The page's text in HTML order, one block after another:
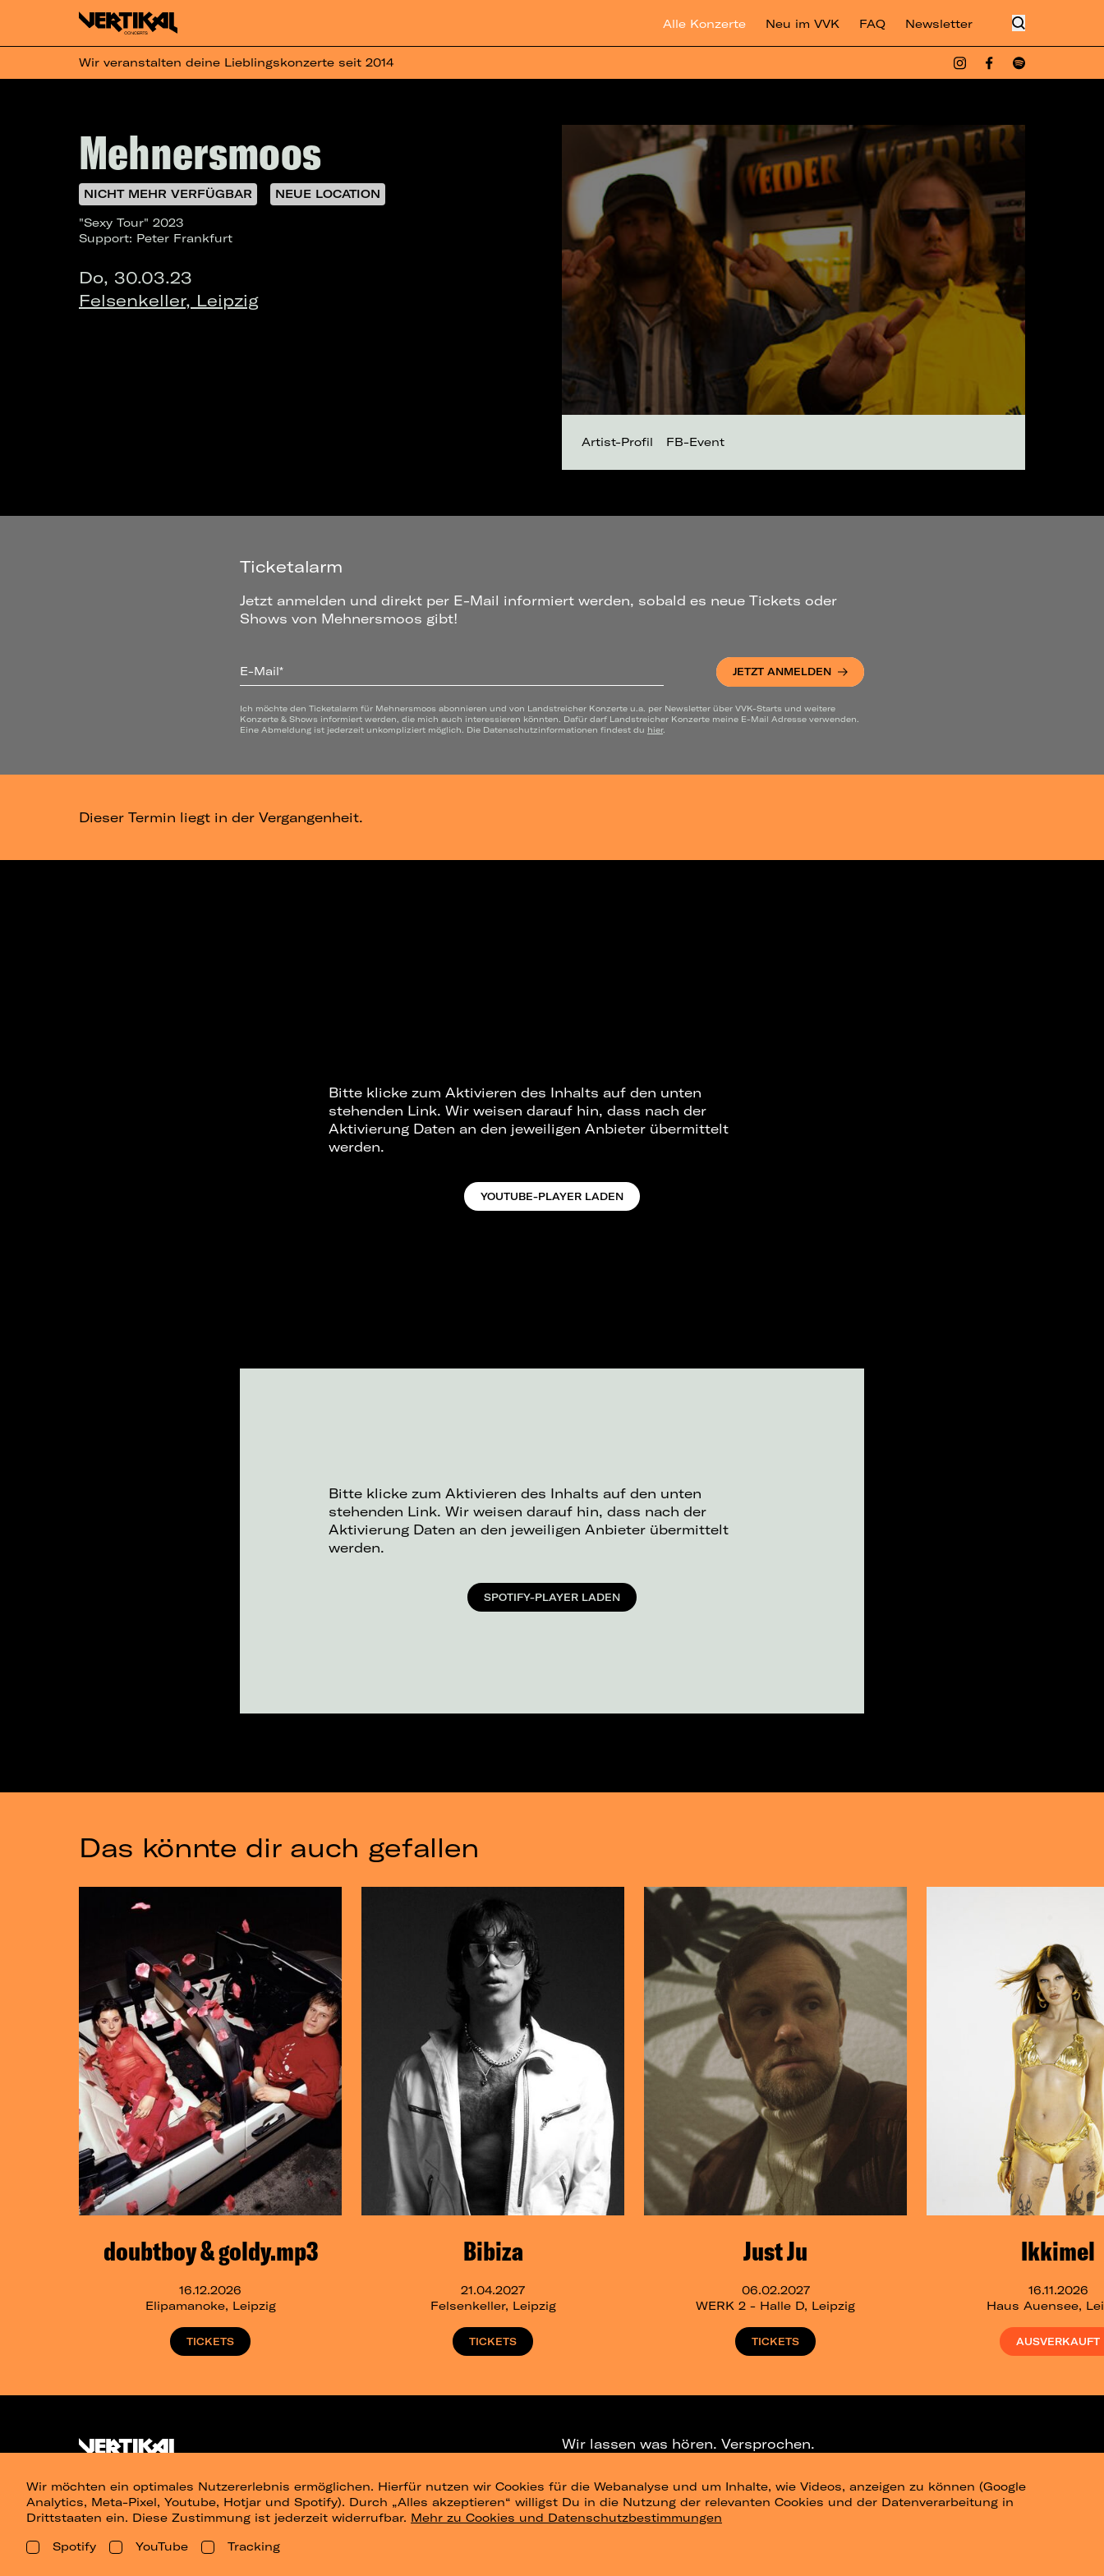
Alle Konzerte Neu im VVK FAQ Newsletter
Wir veranstalten deine Lieblingskonzerte seit 2014
Mehnersmoos
NICHT MEHR VERFÜGBAR
NEUE LOCATION
"Sexy Tour" 2023
Support: Peter Frankfurt
Do, 30.03.23
Felsenkeller, Leipzig
Artist-Profil FB-Event
Ticketalarm
Jetzt anmelden und direkt per E-Mail informiert werden, sobald es neue Tickets oder
Shows von Mehnersmoos gibt!
E-Mail* JETZT ANMELDEN
Ich möchte den Ticketalarm für Mehnersmoos abonnieren und von Landstreicher Konzerte u.a. per Newsletter über VVK-Starts und weitere
Konzerte & Shows informiert werden, die mich auch interessieren könnten. Dafür darf Landstreicher Konzerte meine E-Mail Adresse verwenden.
Eine Abmeldung ist jederzeit unkompliziert möglich. Die Datenschutzinformationen findest du hier.
Dieser Termin liegt in der Vergangenheit.
Bitte klicke zum Aktivieren des Inhalts auf den unten
stehenden Link. Wir weisen darauf hin, dass nach der
Aktivierung Daten an den jeweiligen Anbieter übermittelt
werden.
YOUTUBE-PLAYER LADEN
Bitte klicke zum Aktivieren des Inhalts auf den unten
stehenden Link. Wir weisen darauf hin, dass nach der
Aktivierung Daten an den jeweiligen Anbieter übermittelt
werden.
SPOTIFY-PLAYER LADEN
Das könnte dir auch gefallen
doubtboy & goldy.mp3
16.12.2026
Elipamanoke, Leipzig
TICKETS
Bibiza
21.04.2027
Felsenkeller, Leipzig
TICKETS
Just Ju
06.02.2027
WERK 2 - Halle D, Leipzig
TICKETS
Ikkimel
16.11.2026
Haus Auensee,
AUSVERKAUFT
Wir möchten ein optimales Nutzererlebnis ermöglichen. Hierfür nutzen wir Cookies für die Webanalyse und um Inhalte, wie Videos, anzeigen zu können (Google
Analytics, Meta-Pixel, Youtube, Hotjar und Spotify). Durch „Alles akzeptieren“ willigst Du in die Nutzung der relevanten Cookies und der Datenverarbeitung in
Drittstaaten ein. Diese Zustimmung ist jederzeit widerrufbar. Mehr zu Cookies und Datenschutzbestimmungen
Spotify
YouTube Tracking
Wir lassen was hören. Versprochen.
NEWSLETTER TELEGRAM-CHANNEL